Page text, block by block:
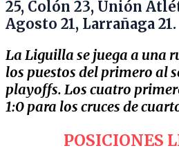
25, Colón 23, Unión
Agosto 21, Larrañaga 21.
La Liguilla se juega a una
los puestos del primero al
playoffs. Los cuatro
1:0 para los cruces de
POSICIONES